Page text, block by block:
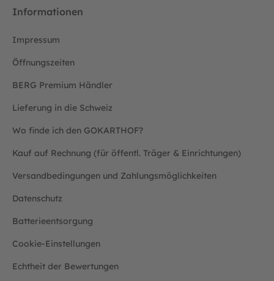
Informationen
Impressum
Öffnungszeiten
BERG Premium Händler
Lieferung in die Schweiz
Wo finde ich den GOKARTHOF?
Kauf auf Rechnung (für öffentl. Träger & Einrichtungen)
Versandbedingungen und Zahlungsmöglichkeiten
Datenschutz
Batterieentsorgung
Cookie-Einstellungen
Echtheit der Bewertungen